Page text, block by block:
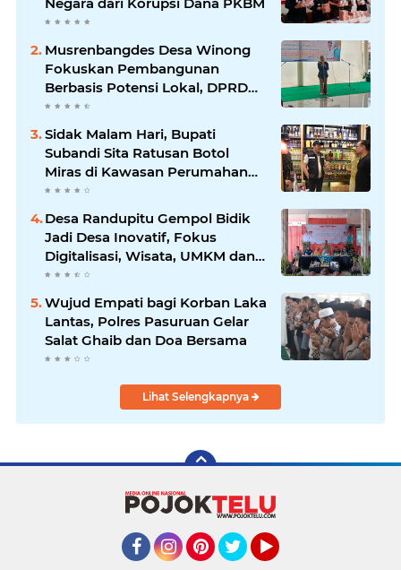
Musrenbangdes Desa Winong
Fokuskan Pembangunan
Berbasis Potensi Lokal, DPRD
Optimistis Meski Dihantam
Efisiensi Anggaran
Sidak Malam Hari, Bupati
Subandi Sita Ratusan Botol
Miras di Kawasan Perumahan
Sidoarjo
Desa Randupitu Gempol Bidik
Jadi Desa Inovatif, Fokus
Digitalisasi, Wisata, UMKM dan
Ketahanan Pangan
Wujud Empati bagi Korban Laka
Lantas, Polres Pasuruan Gelar
Salat Ghaib dan Doa Bersama
Lihat Selengkapnya